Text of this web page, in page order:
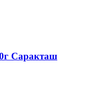
Саракташ